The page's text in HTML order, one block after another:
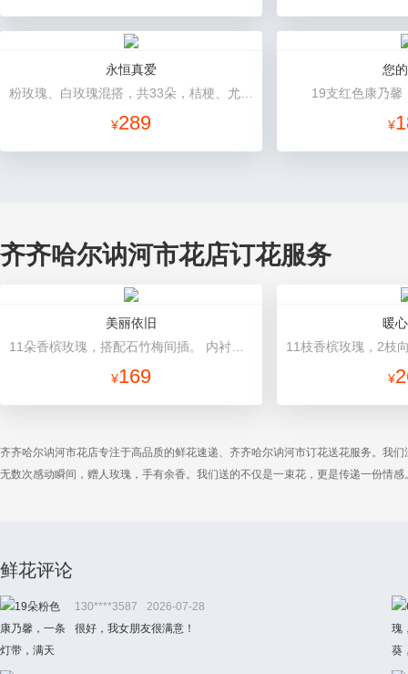
永恒真爱
¥289
您
19支红色康乃馨
¥
齐齐哈尔讷河市花店订花服务
美丽依旧
¥169
暖
¥
齐齐哈尔讷河市花店专注于高品质的鲜花速递、齐齐哈尔讷河市订花送花服务。我
无数次感动瞬间，赠人玫瑰，手有余香。我们送的不仅是一束花，更是传递一份情感
鲜花评论
130****3587
2026-07-28
很好，我女朋友很满意！